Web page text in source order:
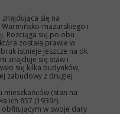
się na
mazurskiego i
Rozciąga się po obu
została prawie w
istnieje jeszcze na ok
znajduje się staw i
się kilka budynków,
zabudowy z drugiej
mieszkańców (stan na
ich 857 (1939r).
w swoje dary